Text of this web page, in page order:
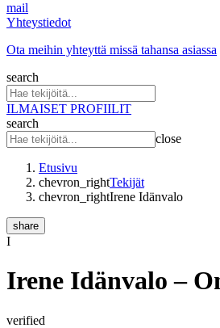
mail
Yhteystiedot
Ota meihin yhteyttä missä tahansa asiassa
search
ILMAISET PROFIILIT
search
close
Etusivu
chevron_rightTekijät
chevron_rightIrene Idänvalo
share
I
Irene Idänvalo –
verified